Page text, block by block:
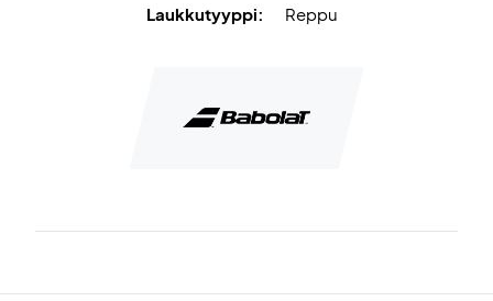
Kuljeta varusteesi tyylillä – tilaa Babolat Court Backpack
Laukkutyyppi:
Reppu